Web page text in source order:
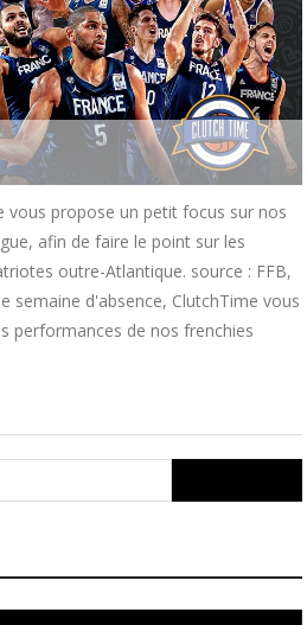
vous propose un petit focus sur nos
afin de faire le point sur les
outre-Atlantique. source : FFB,
semaine d'absence, ClutchTime vous
performances de nos frenchies
for: